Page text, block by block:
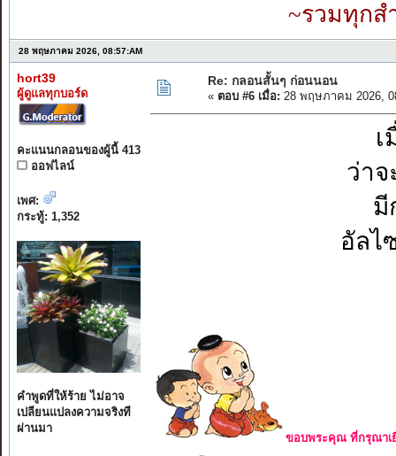
~รวมทุกส
28 พฤษภาคม 2026, 08:57:AM
hort39
ผู้ดูแลทุกบอร์ด
คะแนนกลอนของผู้นี้ 413
ออฟไลน์
เพศ:
กระทู้: 1,352
คำพูดที่ให้ร้าย ไม่อาจ
เปลียนแปลงความจริงที
ผ่านมา
Re: กลอนสั้นๆ ก่อนนอน
« ตอบ #6 เมื่อ: 28 พฤษภาคม 2026,
ว่า
มี
อัลไ
ขอบพระคุณ ที่กรุณาเ